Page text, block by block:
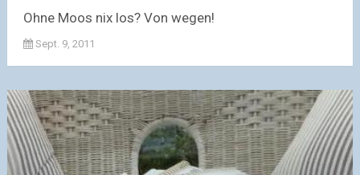
Ohne Moos nix los? Von wegen!
Sept. 9, 2011